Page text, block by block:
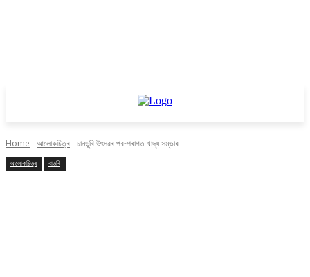
Home আলোকচিত্ৰ চানডুবি উৎসৱৰ পৰম্পৰাগত খাদ্য সম্ভাৰ
আলোকচিত্ৰ বাতৰি